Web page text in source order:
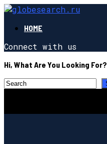
HOME
Connect with us
Hi, What Are You Looking For?